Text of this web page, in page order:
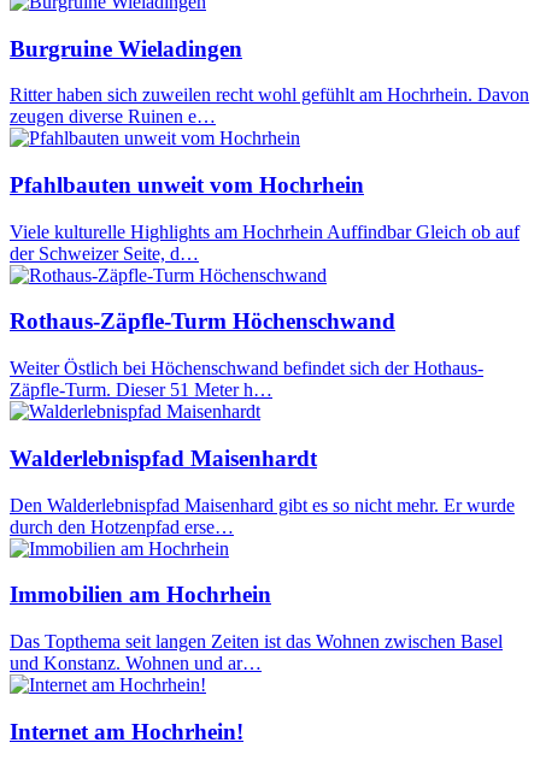
Burgruine Wieladingen
Ritter haben sich zuweilen recht wohl gefühlt am Hochrhein. Davon
zeugen diverse Ruinen e…
Pfahlbauten unweit vom Hochrhein
Viele kulturelle Highlights am Hochrhein Auffindbar Gleich ob auf
der Schweizer Seite, d…
Rothaus-Zäpfle-Turm Höchenschwand
Weiter Östlich bei Höchenschwand befindet sich der Hothaus-
Zäpfle-Turm. Dieser 51 Meter h…
Walderlebnispfad Maisenhardt
Den Walderlebnispfad Maisenhard gibt es so nicht mehr. Er wurde
durch den Hotzenpfad erse…
Immobilien am Hochrhein
Das Topthema seit langen Zeiten ist das Wohnen zwischen Basel
und Konstanz. Wohnen und ar…
Internet am Hochrhein!